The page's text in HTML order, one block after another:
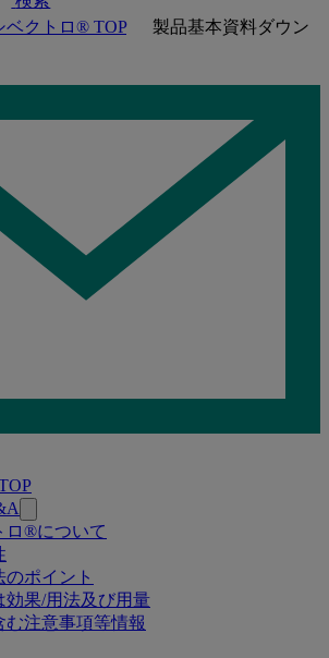
ベクトロ® TOP
製品基本資料ダウン
ロ®について
のポイント
効果/用法及び用量
む注意事項等情報